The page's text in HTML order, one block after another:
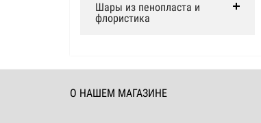
Шары из пенопласта и
флористика
О НАШЕМ МАГАЗИНЕ